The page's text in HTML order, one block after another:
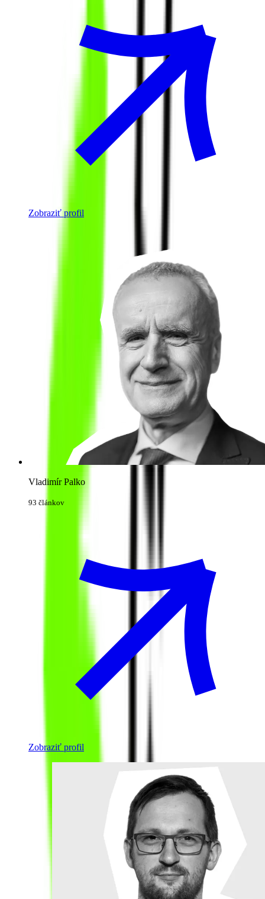
Zobraziť profil
Vladimír Palko
93 článkov
Zobraziť profil